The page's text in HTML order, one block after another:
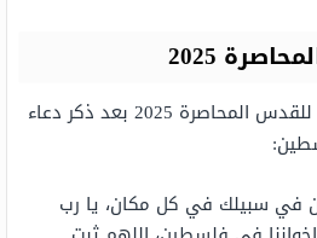
كما سيتمّ تقديم 10 أدعية للقدس المحاصرة 2025 بعد ذكر دعاء
في سبيلك في كل مكان، يا رب